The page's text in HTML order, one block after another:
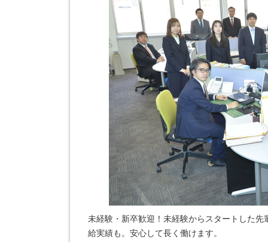
未経験・新卒歓迎！未経験からスタートした
給実績も。安心して長く働けます。